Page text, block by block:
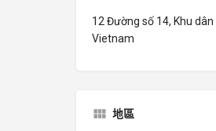
12 Đường số 14, Khu
Vietnam
地區